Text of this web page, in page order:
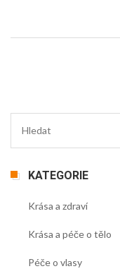
KATEGORIE
Krása a zdraví
Krása a péče o tělo
Péče o vlasy